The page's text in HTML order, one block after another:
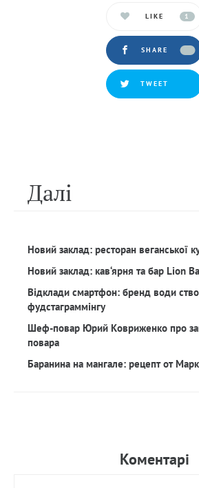
LIKE 1
SHARE
TWEET
Далi
Новий заклад: ресторан веганської
Новий заклад: кав‘ярня та бар Lion
Відклади смартфон: бренд води
фудстаграммінгу
Шеф-повар Юрий Ковриженко про
повара
Баранина на мангале: рецепт от
Коментарi